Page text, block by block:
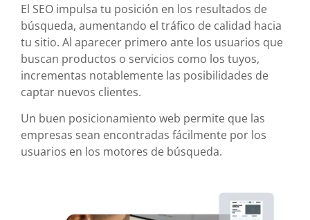
El SEO impulsa tu posición en los resultados de
búsqueda, aumentando el tráfico de calidad hacia
tu sitio. Al aparecer primero ante los usuarios que
buscan productos o servicios como los tuyos,
incrementas notablemente las posibilidades de
captar nuevos clientes.
Un buen posicionamiento web permite que las
empresas sean encontradas fácilmente por los
usuarios en los motores de búsqueda.